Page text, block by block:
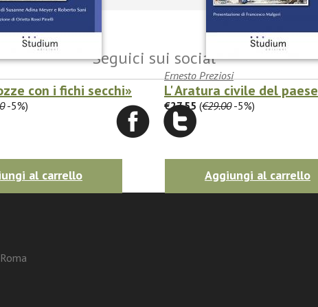
con i fichi secchi»
-5%)
al carrello
Ernesto Preziosi
L' Aratura civile del paese
€27.55 (€29.00-5%)
Aggiungi al carrello
Seguici sui social